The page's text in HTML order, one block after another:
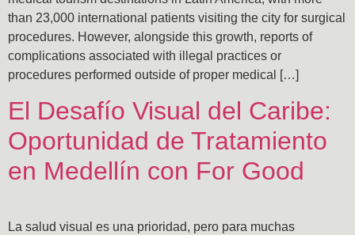
than 23,000 international patients visiting the city for surgical
procedures. However, alongside this growth, reports of
complications associated with illegal practices or
procedures performed outside of proper medical […]
El Desafío Visual del Caribe:
Oportunidad de Tratamiento
en Medellín con For Good
La salud visual es una prioridad, pero para muchas